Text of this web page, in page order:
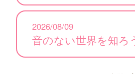
2026/08/09
音のない世界を知ろ